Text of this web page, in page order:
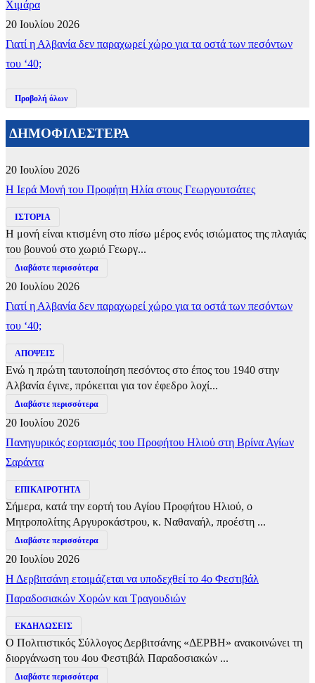
Χιμάρα
20 Ιουλίου 2026
Γιατί η Αλβανία δεν παραχωρεί χώρο για τα οστά των πεσόντων
του ‘40;
Προβολή όλων
ΔΗΜΟΦΙΛΕΣΤΕΡΑ
20 Ιουλίου 2026
​Η Ιερά Μονή του Προφήτη Ηλία στους Γεωργουτσάτες
ΙΣΤΟΡΙΑ
Η μονή είναι κτισμένη στο πίσω μέρος ενός ισιώματος της πλαγιάς
του βουνού στο χωριό Γεωργ...
Διαβάστε περισσότερα
20 Ιουλίου 2026
Γιατί η Αλβανία δεν παραχωρεί χώρο για τα οστά των πεσόντων
του ‘40;
ΑΠΟΨΕΙΣ
Ενώ η πρώτη ταυτοποίηση πεσόντος στο έπος του 1940 στην
Αλβανία έγινε, πρόκειται για τον έφεδρο λοχί...
Διαβάστε περισσότερα
20 Ιουλίου 2026
Πανηγυρικός εορτασμός του Προφήτου Ηλιού στη Βρίνα Αγίων
Σαράντα
ΕΠΙΚΑΙΡΟΤΗΤΑ
Σήμερα, κατά την εορτή του Αγίου Προφήτου Ηλιού, ο
Μητροπολίτης Αργυροκάστρου, κ. Ναθαναήλ, προέστη ...
Διαβάστε περισσότερα
20 Ιουλίου 2026
Η Δερβιτσάνη ετοιμάζεται να υποδεχθεί το 4ο Φεστιβάλ
Παραδοσιακών Χορών και Τραγουδιών
ΕΚΔΗΛΩΣΕΙΣ
Ο Πολιτιστικός Σύλλογος Δερβιτσάνης «ΔΕΡΒΗ» ανακοινώνει τη
διοργάνωση του 4ου Φεστιβάλ Παραδοσιακών ...
Διαβάστε περισσότερα